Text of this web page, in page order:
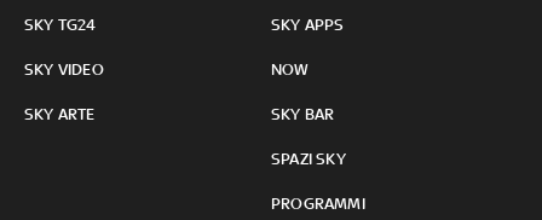
SKY TG24
SKY VIDEO
SKY ARTE
SKY APPS
NOW
SKY BAR
SPAZI SKY
PROGRAMMI